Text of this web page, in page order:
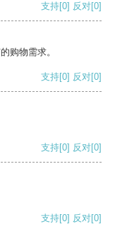
支持[0] 反对[0]
购物需求。
支持[0] 反对[0]
支持[0] 反对[0]
支持[0] 反对[0]